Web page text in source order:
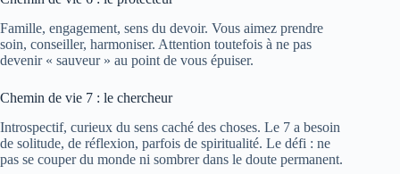
Famille, engagement, sens du devoir. Vous aimez prendre
soin, conseiller, harmoniser. Attention toutefois à ne pas
devenir « sauveur » au point de vous épuiser.
Chemin de vie 7 : le chercheur
Introspectif, curieux du sens caché des choses. Le 7 a besoin
de solitude, de réflexion, parfois de spiritualité. Le défi : ne
pas se couper du monde ni sombrer dans le doute permanent.